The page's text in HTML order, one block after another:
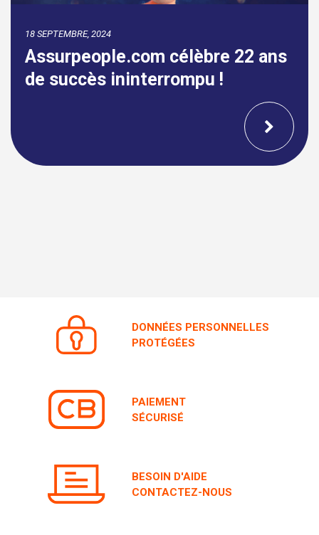
18 SEPTEMBRE, 2024
Assurpeople.com célèbre 22 ans
de succès ininterrompu !
DONNÉES PERSONNELLES
PROTÉGÉES
PAIEMENT
SÉCURISÉ
BESOIN D'AIDE
CONTACTEZ-NOUS